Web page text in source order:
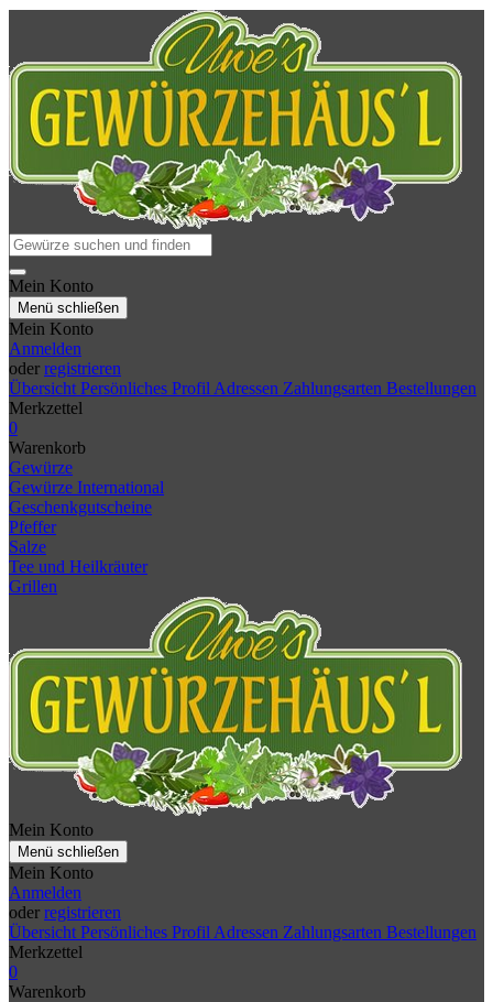
Mein Konto
Menü schließen
Mein Konto
Anmelden
oder registrieren
Übersicht Persönliches Profil Adressen Zahlungsarten Bestellungen
Merkzettel
0
Warenkorb
Gewürze
Gewürze International
Geschenkgutscheine
Pfeffer
Salze
Tee und Heilkräuter
Grillen
Mein Konto
Menü schließen
Mein Konto
Anmelden
oder registrieren
Übersicht Persönliches Profil Adressen Zahlungsarten Bestellungen
Merkzettel
0
Warenkorb